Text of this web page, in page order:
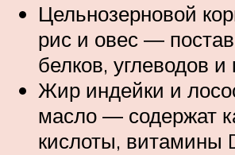
Цельнозерновой
рис и овес ―
белков, углеводов и
Жир индейки и
масло ― содержат
кислоты, витамины